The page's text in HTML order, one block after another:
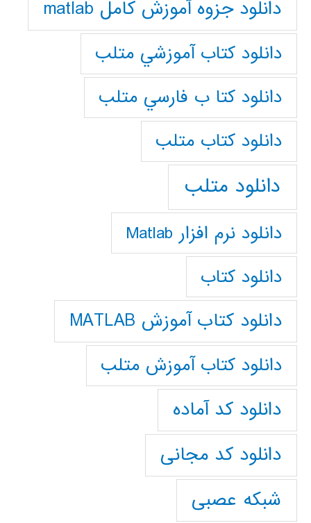
دانلود جزوه آموزش کامل matlab
دانلود كتاب آموزشي متلب
دانلود كتا ب فارسي متلب
دانلود كتاب متلب
دانلود متلب
دانلود نرم افزار Matlab
دانلود کتاب
دانلود کتاب آموزش MATLAB
دانلود کتاب آموزش متلب
دانلود کد آماده
دانلود کد مجانی
شبکه عصبی